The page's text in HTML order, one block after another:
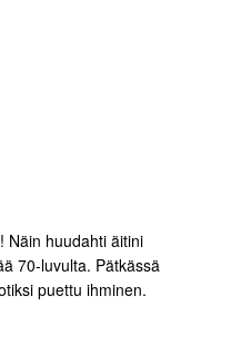
Näin huudahti äitini
70-luvulta. Pätkässä
puettu ihminen.